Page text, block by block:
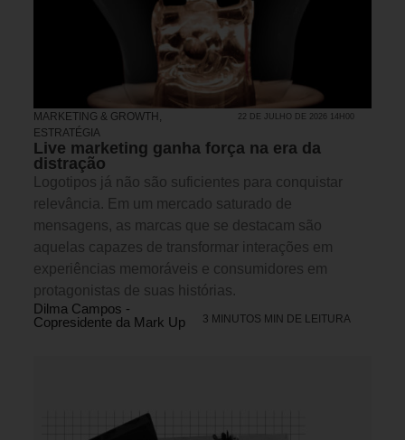
MARKETING & GROWTH ,
ESTRATÉGIA
22 DE JULHO DE 2026 14H00
Live marketing ganha força na era da
distração
Logotipos já não são suficientes para conquistar
relevância. Em um mercado saturado de
mensagens, as marcas que se destacam são
aquelas capazes de transformar interações em
experiências memoráveis e consumidores em
protagonistas de suas histórias.
Dilma Campos -
Copresidente da Mark Up
3 MINUTOS MIN DE LEITURA